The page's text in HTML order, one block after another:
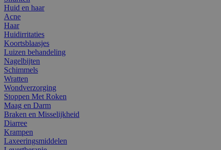
Huid en haar
Acne
Haar
Huidirritaties
Koortsblaasjes
Luizen behandeling
Nagelbijten
Schimmels
Wratten
Wondverzorging
Stoppen Met Roken
Maag en Darm
Braken en Misselijkheid
Diarree
Krampen
Laxeeringsmiddelen